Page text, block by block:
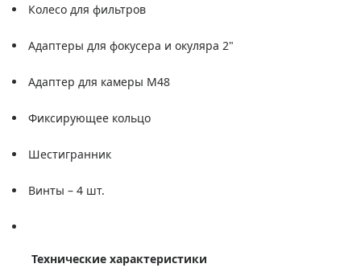
Колесо для фильтров
Адаптеры для фокусера и окуляра 2"
Адаптер для камеры M48
Фиксирующее кольцо
Шестигранник
Винты – 4 шт.
Технические характеристики